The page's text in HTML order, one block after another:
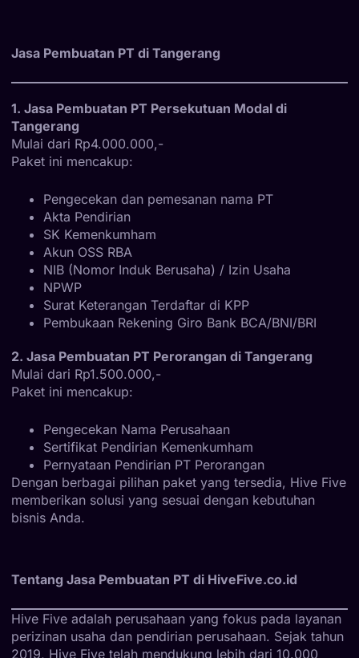
Jasa Pembuatan PT di Tangerang
1. Jasa Pembuatan PT Persekutuan Modal di
Tangerang
Mulai dari Rp4.000.000,-
Paket ini mencakup:
Pengecekan dan pemesanan nama PT
Akta Pendirian
SK Kemenkumham
Akun OSS RBA
NIB (Nomor Induk Berusaha) / Izin Usaha
NPWP
Surat Keterangan Terdaftar di KPP
Pembukaan Rekening Giro Bank BCA/BNI/BRI
2. Jasa Pembuatan PT Perorangan di Tangerang
Mulai dari Rp1.500.000,-
Paket ini mencakup:
Pengecekan Nama Perusahaan
Sertifikat Pendirian Kemenkumham
Pernyataan Pendirian PT Perorangan
Dengan berbagai pilihan paket yang tersedia, Hive Five
memberikan solusi yang sesuai dengan kebutuhan
bisnis Anda.
Tentang Jasa Pembuatan PT di HiveFive.co.id
Hive Five adalah perusahaan yang fokus pada layanan
perizinan usaha dan pendirian perusahaan. Sejak tahun
2019, Hive Five telah mendukung lebih dari 10.000